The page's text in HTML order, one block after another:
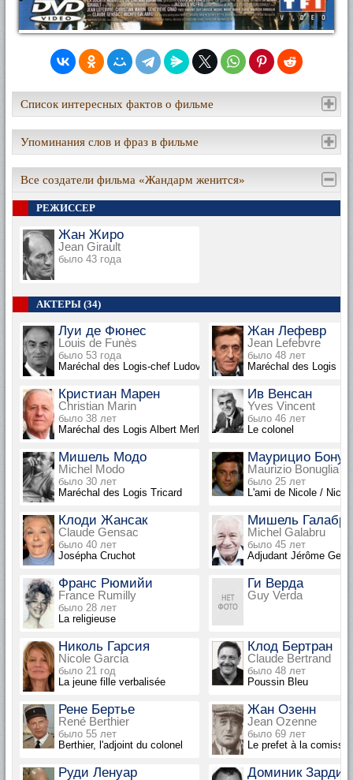
Список интересных фактов о фильме
Упоминания слов и фраз в фильме
Все создатели фильма «Жандарм женится»
РЕЖИССЕР
Жан Жиро
Jean Girault
было 43 года
АКТЕРЫ (34)
Луи де Фюнес
Louis de Funès
было 53 года
Maréchal des Logis-chef Ludovic Cruchot
Жан Лефевр
Jean Lefebvre
было 48 лет
Maréchal des Logis
Кристиан Марен
Christian Marin
было 38 лет
Maréchal des Logis Albert Merlot
Ив Венсан
Yves Vincent
было 46 лет
Le colonel
Мишель Модо
Michel Modo
было 30 лет
Maréchal des Logis Tricard
Маурицио
Maurizio Bonuglia
было 25 лет
L'ami de Nicole /
Клоди Жансак
Claude Gensac
было 40 лет
Josépha Cruchot
Мишель
Michel Galabru
было 45 лет
Adjudant Jérôme
Франс Рюмийи
France Rumilly
было 28 лет
La religieuse
Ги Верда
Guy Verda
Николь Гарсия
Nicole Garcia
было 21 год
La jeune fille verbalisée
Клод Бертран
Claude Bertrand
было 48 лет
Poussin Bleu
Рене Бертье
René Berthier
было 55 лет
Berthier, l'adjoint du colonel
Жан Озенн
Jean Ozenne
было 69 лет
Le prefet à la
Руди Ленуар Доминик Зарди